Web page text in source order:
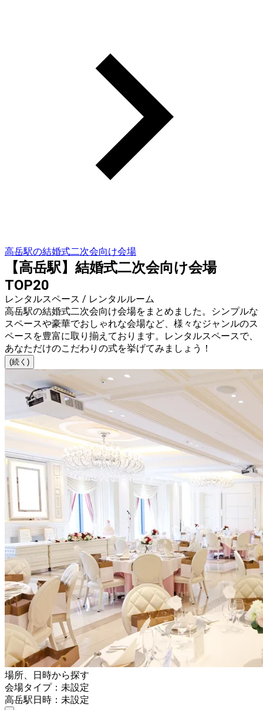
高岳駅の結婚式二次会向け会場
【高岳駅】結婚式二次会向け会場
TOP20
レンタルスペース / レンタルルーム
高岳駅の結婚式二次会向け会場をまとめました。シンプルな
スペースや豪華でおしゃれな会場など、様々なジャンルのス
ペースを豊富に取り揃えております。レンタルスペースで、
あなただけのこだわりの式を挙げてみましょう！
(続く)
場所、日時から探す
会場タイプ：未設定
高岳駅日時：未設定